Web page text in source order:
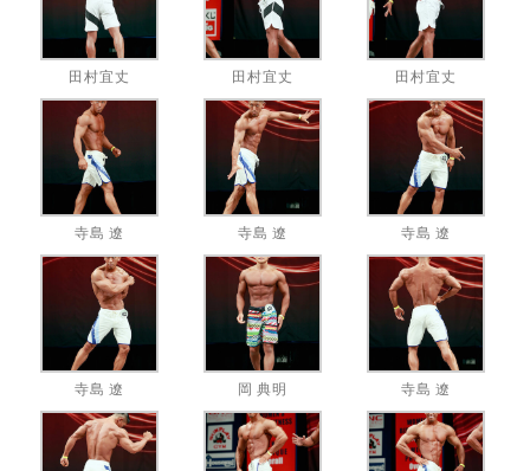
田村宜丈 田村宜丈 田村宜丈
寺島 遼 寺島 遼 寺島 遼
寺島 遼 岡 典明 寺島 遼